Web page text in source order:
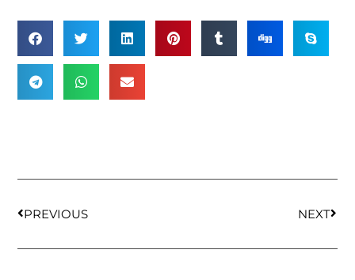
PREVIOUS NEXT